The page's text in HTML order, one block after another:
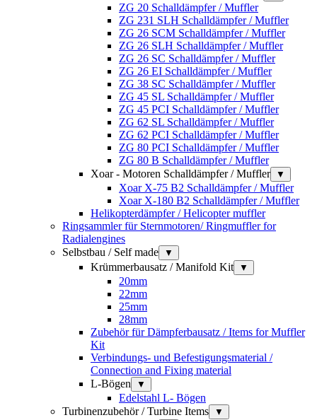
ZG 20 Schalldämpfer / Muffler
ZG 231 SLH Schalldämpfer / Muffler
ZG 26 SCM Schalldämpfer / Muffler
ZG 26 SLH Schalldämpfer / Muffler
ZG 26 SC Schalldämpfer / Muffler
ZG 26 EI Schalldämpfer / Muffler
ZG 38 SC Schalldämpfer / Muffler
ZG 45 SL Schalldämpfer / Muffler
ZG 45 PCI Schalldämpfer / Muffler
ZG 62 SL Schalldämpfer / Muffler
ZG 62 PCI Schalldämpfer / Muffler
ZG 80 PCI Schalldämpfer / Muffler
ZG 80 B Schalldämpfer / Muffler
Xoar - Motoren Schalldämpfer / Muffler
▼
Xoar X-75 B2 Schalldämpfer / Muffler
Xoar X-180 B2 Schalldämpfer / Muffler
Helikopterdämpfer / Helicopter muffler
Ringsammler für Sternmotoren/ Ringmuffler for
Radialengines
Selbstbau / Self made
▼
Krümmerbausatz / Manifold Kit ▼
20mm
22mm
25mm
28mm
Zubehör für Dämpferbausatz / Items for Muffler
Kit
Verbindungs- und Befestigungsmaterial /
Connection and Fixing material
L-Bögen
▼
Edelstahl L- Bögen
Turbinenzubehör / Turbine Items
▼